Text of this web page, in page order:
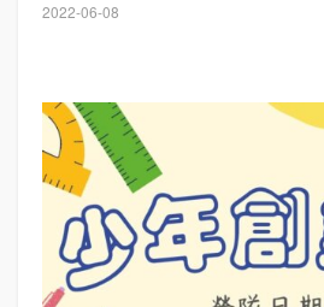
2022-06-08